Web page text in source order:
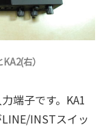
右）
端子です。KA1
INSTスイッ